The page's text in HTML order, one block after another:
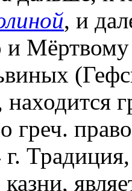
, и
находится
греч.
казни,